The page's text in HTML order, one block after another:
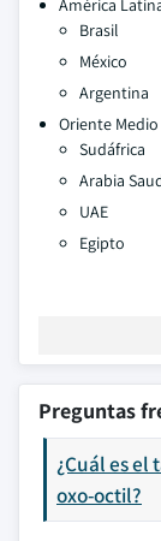
América
Brasil
México
Argentina
Oriente Medio
Sudáfrica
Arabia
UAE
Egipto
Preguntas
¿Cuál es
oxo-octil?